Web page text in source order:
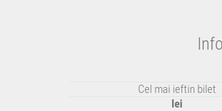
Cel mai ieftin bilet
lei